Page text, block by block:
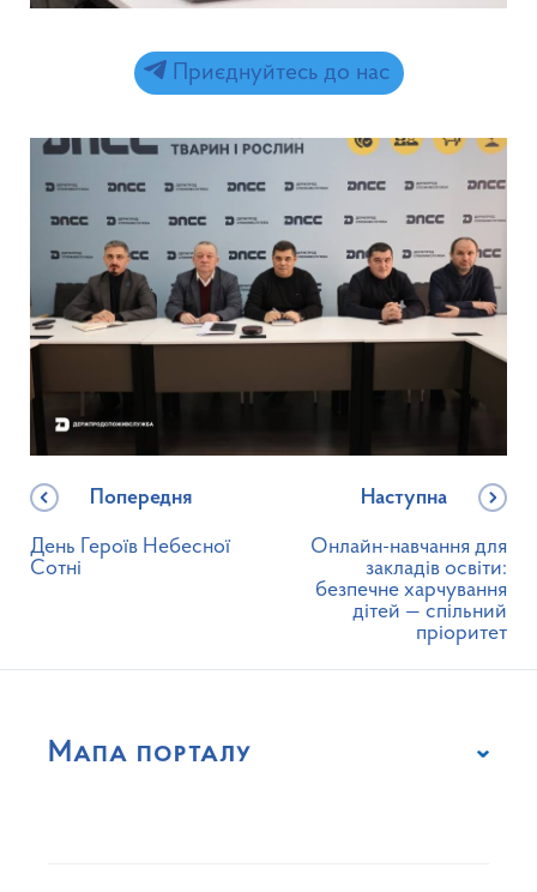
Приєднуйтесь до нас
Попередня
День Героїв Небесної
Сотні
Наступна
Онлайн-навчання для
закладів освіти:
безпечне харчування
дітей — спільний
пріоритет
Мапа порталу